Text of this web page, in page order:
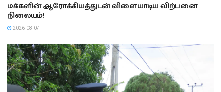
மக்களின் ஆரோக்கியத்துடன் விளையாடிய விற்பனை
நிலையம்!
2026-08-07